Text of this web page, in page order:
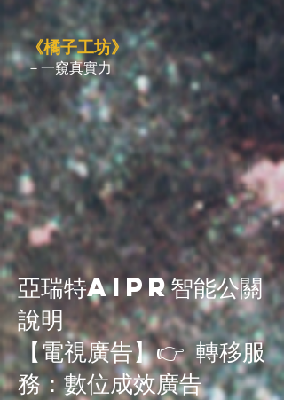
《橘子工坊》
－一窺真實力
亞瑞特AiPR智能公關
說明
【電視廣告】👉 轉移服
務：數位成效廣告